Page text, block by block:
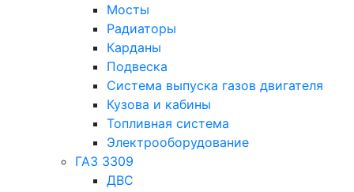
Мосты
Радиаторы
Карданы
Подвеска
Система выпуска газов двигателя
Кузова и кабины
Топливная система
Электрооборудование
ГАЗ 3309
ДВС